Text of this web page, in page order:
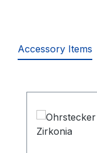
Accessory Items